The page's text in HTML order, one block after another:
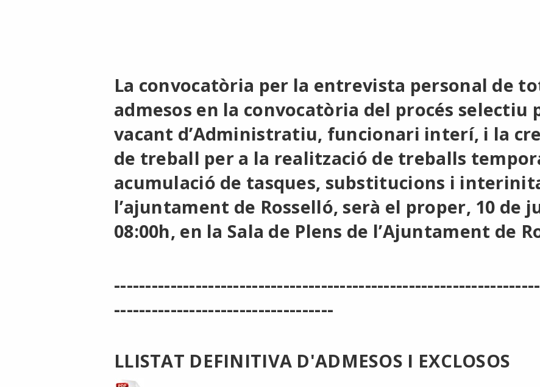
La convocatòria per la entrevista personal de
admesos en la convocatòria del procés selectiu
vacant d’Administratiu, funcionari interí, i la
de treball per a la realització de treballs
acumulació de tasques, substitucions i
l’ajuntament de Rosselló, serà el proper, 10 de
08:00h, en la Sala de Plens de l’Ajuntament de
-----------------------------------
LLISTAT DEFINITIVA D'ADMESOS I EXCLOSOS